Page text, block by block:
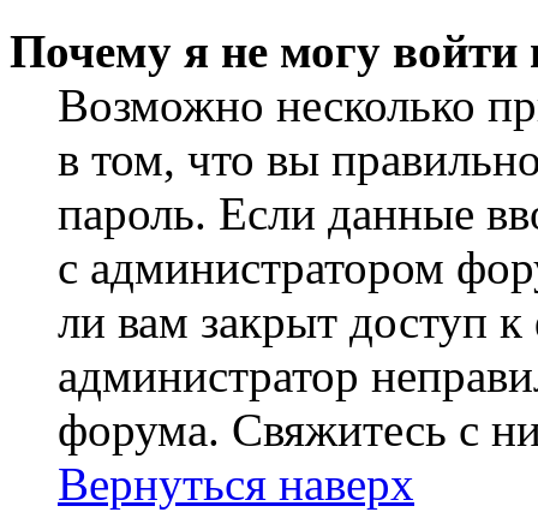
Почему я не могу войти
Возможно несколько
в том, что вы
пароль. Если данные
с администратором
ли вам закрыт доступ
администратор
форума. Свяжитесь с
Вернуться наверх